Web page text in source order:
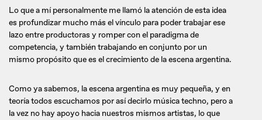
Lo que a mí personalmente me llamó la atención de esta idea
es profundizar mucho más el vínculo para poder trabajar ese
lazo entre productoras y romper con el paradigma de
competencia, y también trabajando en conjunto por un
mismo propósito que es el crecimiento de la escena argentina.
Como ya sabemos, la escena argentina es muy pequeña, y en
teoría todos escuchamos por así decirlo música techno, pero a
la vez no hay apoyo hacia nuestros mismos artistas, lo que